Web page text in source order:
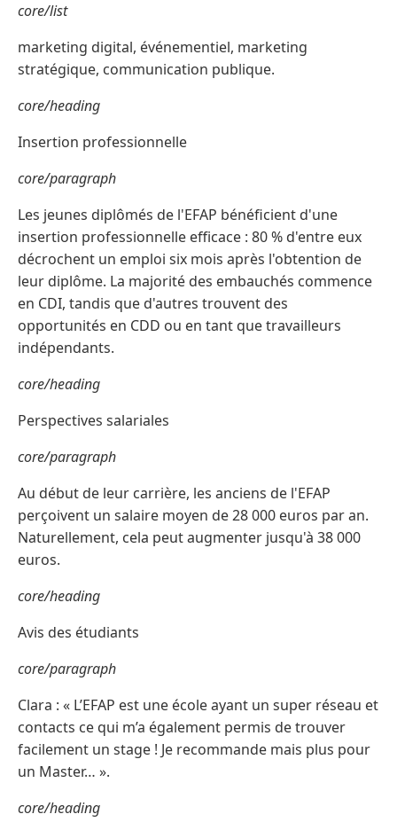
core/list
marketing digital, événementiel, marketing
stratégique, communication publique.
core/heading
Insertion professionnelle
core/paragraph
Les jeunes diplômés de l'EFAP bénéficient d'une
insertion professionnelle efficace : 80 % d'entre eux
décrochent un emploi six mois après l'obtention de
leur diplôme. La majorité des embauchés commence
en CDI, tandis que d'autres trouvent des
opportunités en CDD ou en tant que travailleurs
indépendants.
core/heading
Perspectives salariales
core/paragraph
Au début de leur carrière, les anciens de l'EFAP
perçoivent un salaire moyen de 28 000 euros par an.
Naturellement, cela peut augmenter jusqu'à 38 000
euros.
core/heading
Avis des étudiants
core/paragraph
Clara : « L’EFAP est une école ayant un super réseau et
contacts ce qui m’a également permis de trouver
facilement un stage ! Je recommande mais plus pour
un Master… ».
core/heading